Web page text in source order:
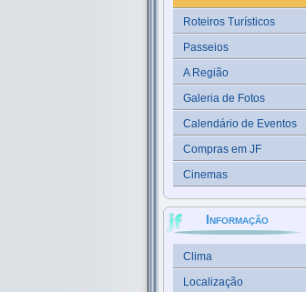
Roteiros Turísticos
Passeios
A Região
Galeria de Fotos
Calendário de Eventos
Compras em JF
Cinemas
Informação
Clima
Localização